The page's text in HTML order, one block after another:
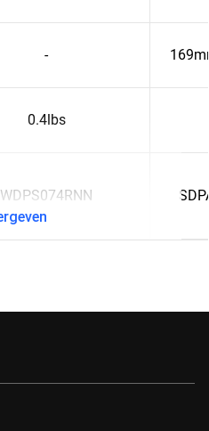
-
0.4lbs
WDPS074RNN